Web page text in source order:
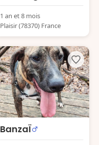
1 an et 8 mois
Plaisir (78370) France
BanzaÏ